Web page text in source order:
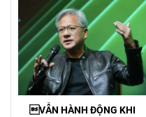
theo Nghị định
357/2025/NĐ-CP (ban hành
ngày 31/12/2025, hiệu lực từ
1/3/2026) về xây dựng, quản
lý và sử dụng hệ thống thông
tin, cơ sở dữ liệu về nhà ở và
thị trường bất động sản.
VẪN HÀNH ĐỘNG KHI